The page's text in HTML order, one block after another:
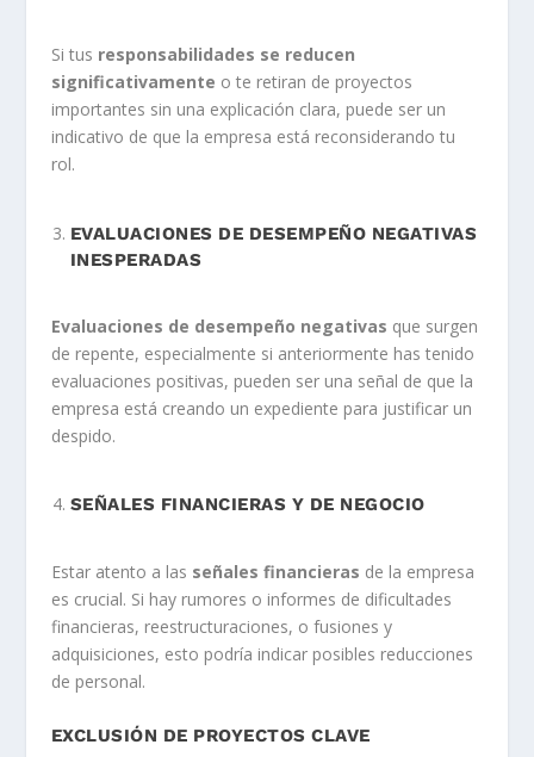
Si tus responsabilidades se reducen
significativamente o te retiran de proyectos
importantes sin una explicación clara, puede ser un
indicativo de que la empresa está reconsiderando tu
rol.
EVALUACIONES DE DESEMPEÑO NEGATIVAS
INESPERADAS
Evaluaciones de desempeño negativas que surgen
de repente, especialmente si anteriormente has tenido
evaluaciones positivas, pueden ser una señal de que la
empresa está creando un expediente para justificar un
despido.
SEÑALES FINANCIERAS Y DE NEGOCIO
Estar atento a las señales financieras de la empresa
es crucial. Si hay rumores o informes de dificultades
financieras, reestructuraciones, o fusiones y
adquisiciones, esto podría indicar posibles reducciones
de personal.
EXCLUSIÓN DE PROYECTOS CLAVE